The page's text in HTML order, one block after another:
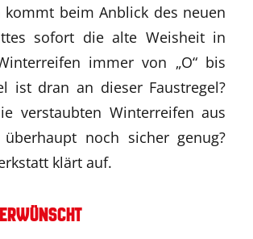
kommt beim Anblick des neuen
sofort die alte Weisheit in
immer von „O“ bis
ist dran an dieser Faustregel?
verstaubten Winterreifen aus
noch sicher genug?
klärt auf.